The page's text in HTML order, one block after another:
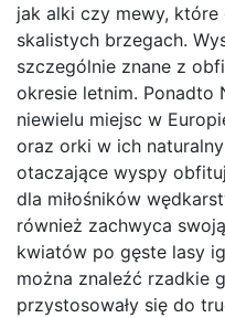
jak alki czy mewy,
skalistych brzegach.
szczególnie znane z
okresie letnim. Ponadto
niewielu miejsc w
oraz orki w ich
otaczające wyspy
dla miłośników
również zachwyca
kwiatów po gęste lasy
można znaleźć rzadkie
przystosowały się do